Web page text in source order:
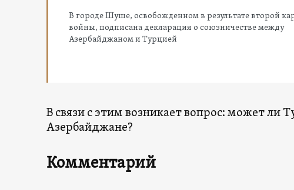
В городе Шуше, освобожденном в результате второй
войны, подписана декларация о союзничестве между
Азербайджаном и Турцией
В связи с этим возникает вопрос: может ли
Азербайджане?
Комментарий